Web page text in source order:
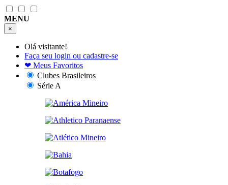
MENU
×
Olá visitante!
Faça seu login ou cadastre-se
❤ Meus Favoritos
Clubes Brasileiros
Série A